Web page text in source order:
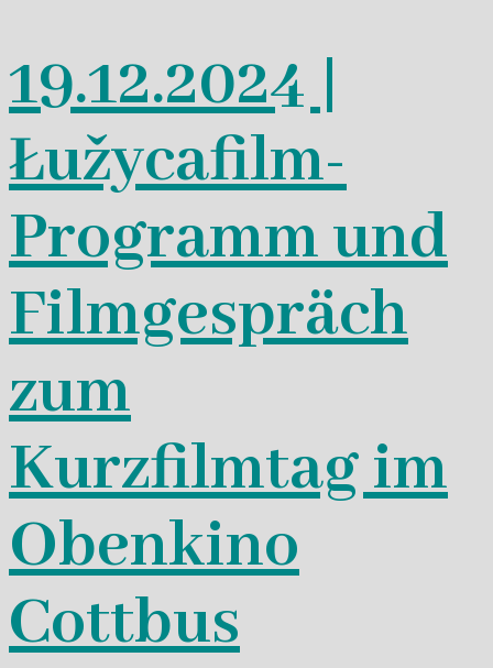
19.12.2024 |
Łužycafilm-
Programm und
Filmgespräch
zum
Kurzfilmtag im
Obenkino
Cottbus